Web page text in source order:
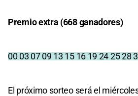
Premio extra (668 ganadores)
00 03 07 09 13 15 16 19 24 25 28
El próximo sorteo será el